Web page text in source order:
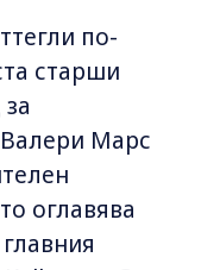
по-
старши
Марс
оглавява